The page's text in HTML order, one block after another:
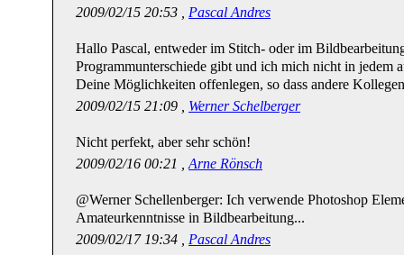
2009/02/15 20:53 , Pascal Andres
Hallo Pascal, entweder im Stitch- oder im
Programmunterschiede gibt und ich mich nicht in jedem
Deine Möglichkeiten offenlegen, so dass andere
2009/02/15 21:09 , Werner Schelberger
Nicht perfekt, aber sehr schön!
2009/02/16 00:21 , Arne Rönsch
@Werner Schellenberger: Ich verwende Photoshop
Amateurkenntnisse in Bildbearbeitung...
2009/02/17 19:34 , Pascal Andres